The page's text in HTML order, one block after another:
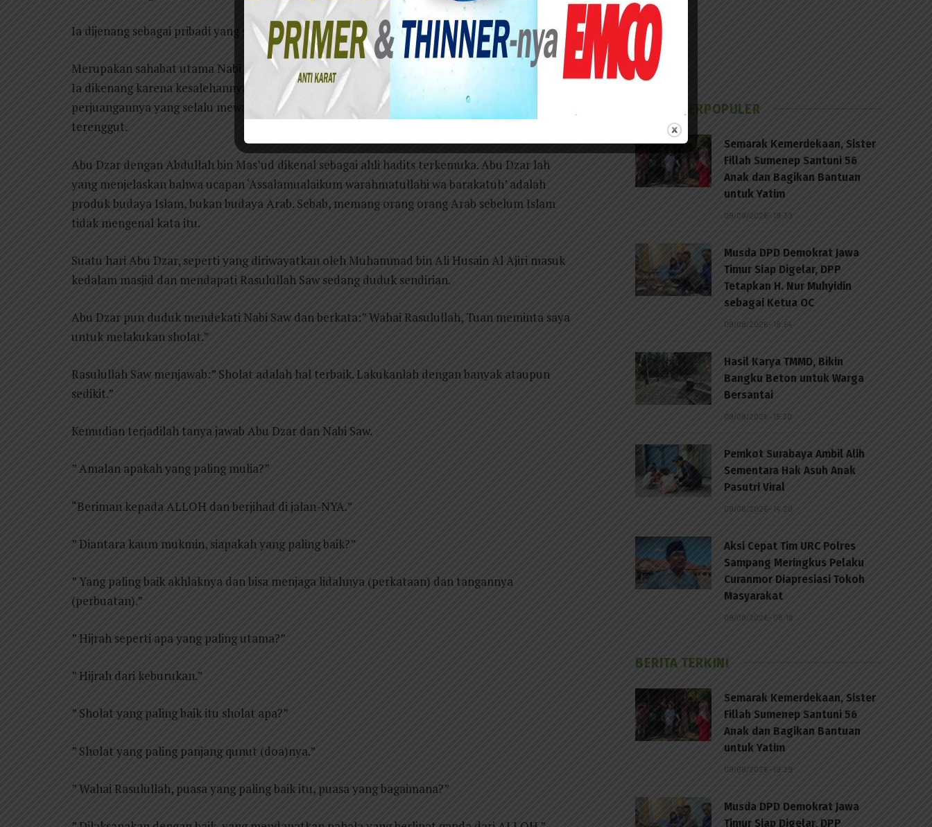
Ia dijenang sebagai pribadi yang suhud (sederhana) dan kritis.
Merupakan sahabat utama Nabi Saw, seperti halnya Abdullah bin Mas’ud maupun Ibnu Abbas.
Ia dikenang karena kesalehannya. Akan tetapi, satu hal yang membuatnya mencolok,
perjuangannya yang selalu mewakili orang orang miskin, apalagi adanya hak orang miskin yang
terenggut.
Abu Dzar dengan Abdullah bin Mas’ud dikenal sebagai ahli hadits terkemuka. Abu Dzar lah
yang menjelaskan bahwa ucapan ‘Assalamualaikum warahmatullahi wa barakatuh’ adalah
produk budaya Islam, bukan budaya Arab. Sebab, memang orang orang Arab sebelum Islam
tidak mengenal kata itu.
Suatu hari Abu Dzar, seperti yang diriwayatkan oleh Muhammad bin Ali Husain Al Ajiri masuk
kedalam masjid dan mendapati Rasulullah Saw sedang duduk sendirian.
Abu Dzar pun duduk mendekati Nabi Saw dan berkata:” Wahai Rasulullah, Tuan meminta saya
untuk melakukan sholat.”
Rasulullah Saw menjawab:” Sholat adalah hal terbaik. Lakukanlah dengan banyak ataupun
sedikit.”
Kemudian terjadilah tanya jawab Abu Dzar dan Nabi Saw.
” Amalan apakah yang paling mulia?”
“Beriman kepada ALLOH dan berjihad di jalan-NYA.”
” Diantara kaum mukmin, siapakah yang paling baik?”
” Yang paling baik akhlaknya dan bisa menjaga lidahnya (perkataan) dan tangannya
(perbuatan).”
” Hijrah seperti apa yang paling utama?”
” Hijrah dari keburukan.”
” Sholat yang paling baik itu sholat apa?”
” Sholat yang paling panjang qunut (doa)nya.”
” Wahai Rasulullah, puasa yang paling baik itu, puasa yang bagaimana?”
BERITA TERPOPULER
Semarak Kemerdekaan, Sister
Fillah Sumenep Santuni 56
Anak dan Bagikan Bantuan
untuk Yatim
09/08/2026 - 19:39
Musda DPD Demokrat Jawa
Timur Siap Digelar, DPP
Tetapkan H. Nur Muhyidin
sebagai Ketua OC
09/08/2026 - 18:54
Hasil Karya TMMD, Bikin
Bangku Beton untuk Warga
Bersantai
09/08/2026 - 15:30
Pemkot Surabaya Ambil Alih
Sementara Hak Asuh Anak
Pasutri Viral
09/08/2026 - 14:20
Aksi Cepat Tim URC Polres
Sampang Meringkus Pelaku
Curanmor Diapresiasi Tokoh
Masyarakat
09/08/2026 - 08:18
BERITA TERKINI
Semarak Kemerdekaan, Sister
Fillah Sumenep Santuni 56
Anak dan Bagikan Bantuan
untuk Yatim
09/08/2026 - 19:39
Musda DPD Demokrat Jawa
Timur Siap Digelar, DPP